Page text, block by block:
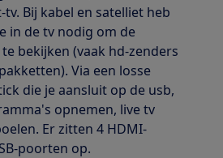
Bij kabel en satelliet heb
in de tv nodig om de
bekijken (vaak hd-zenders
Via een losse
die je aansluit op de usb,
opnemen, live tv
Er zitten 4 HDMI-
poorten op.